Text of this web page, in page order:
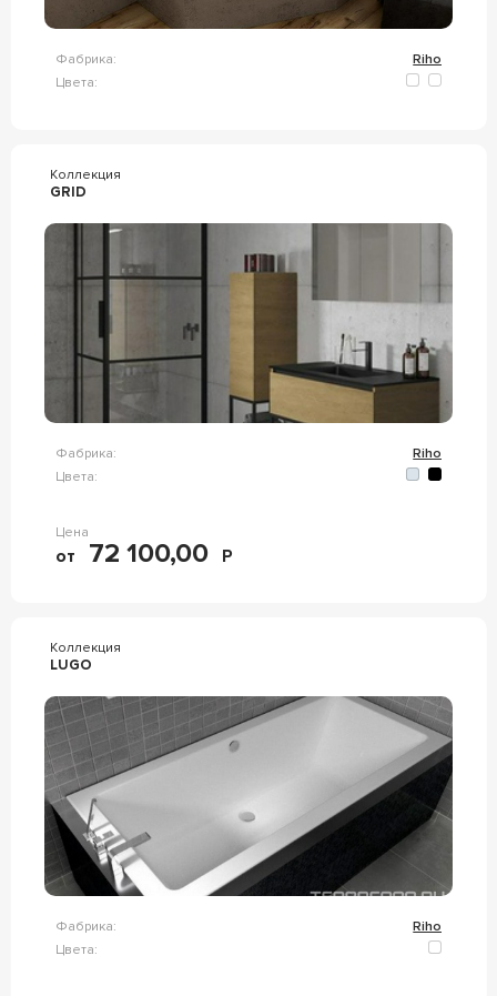
Фабрика:
Riho
Цвета:
Коллекция
GRID
Фабрика:
Riho
Цвета:
Цена
от 72 100,00 Р
Коллекция
LUGO
Фабрика:
Riho
Цвета: